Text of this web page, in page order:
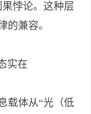
悖论。这种层
的兼容。
实在
载体从“光（低